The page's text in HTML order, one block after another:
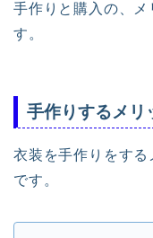
手作りと購入の、メ
す。
手作りするメリ
衣装を手作りをす
です。